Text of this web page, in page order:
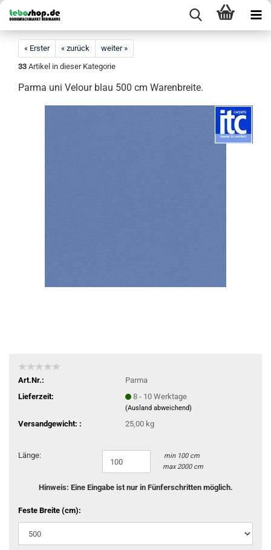
« Erster « zurück
weiter »
33 Artikel in dieser Kategorie
Parma uni Velour blau 500 cm Warenbreite.
Art.Nr.:
Parma
Lieferzeit:
8 - 10 Werktage
(Ausland abweichend)
Versandgewicht: : 25,00 kg
Länge:
min 100 cm
max 2000 cm
Hinweis: Eine Eingabe ist nur in Fünferschritten möglich.
Feste Breite (cm):